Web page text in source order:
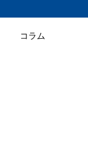
コラム